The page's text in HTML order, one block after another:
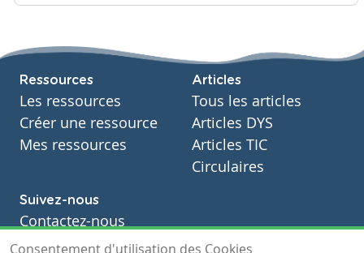
Ressources
Les ressources
Créer une ressource
Mes ressources
Articles
Tous les articles
Articles DYS
Articles TIC
Circulaires
Suivez-nous
Contactez-nous
Soutien scolaire
Consentement d'utilisation des Cookies